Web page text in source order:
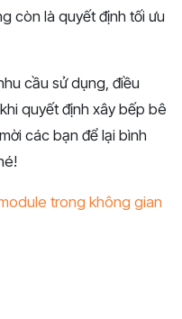
còn là quyết định tối ưu
cầu sử dụng, điều
quyết định xây bếp bê
các bạn để lại bình
trong không gian